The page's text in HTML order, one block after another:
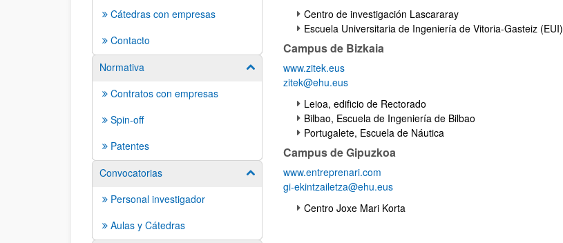
Cátedras con empresas
Contacto
Normativa
Mostrar/ocultar subpáginas
Contratos con empresas
Spin-off
Patentes
Convocatorias
Mostrar/ocultar subpáginas
Personal investigador
Aulas y Cátedras
Centro de investigación Lascararay
Escuela Universitaria de Ingeniería de Vitoria-Gasteiz (EUI)
Campus de Bizkaia
www.zitek.eus
zitek@ehu.eus
Leioa, edificio de Rectorado
Bilbao, Escuela de Ingeniería de Bilbao
Portugalete, Escuela de Náutica
Campus de Gipuzkoa
www.entreprenari.com
gi-ekintzailetza@ehu.eus
Centro Joxe Mari Korta